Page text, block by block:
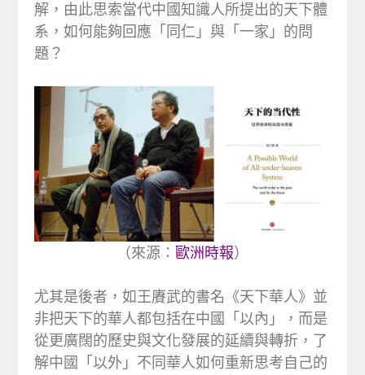
解，由此思索當代中國知識人所提出的天下體
系，如何能夠回應「同仁」與「一家」的問
題？
（來源： 歐洲時報）
尤其是後者，如王賡武的書名《天下華人》並
非把天下的華人都包括在中國「以內」，而是
從更廣闊的歷史與文化發展的延續與轉折，了
解中國「以外」不同華人如何重新思考自己的